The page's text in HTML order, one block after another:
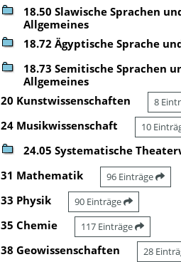
18.50 Slawische Sprachen
Allgemeines
18.72 Ägyptische Sprache
18.73 Semitische Sprachen
Allgemeines
20 Kunstwissenschaften 8
24 Musikwissenschaft 10
24.05 Systematische
31 Mathematik 96 Einträge
33 Physik 90 Einträge
35 Chemie 117 Einträge
38 Geowissenschaften 28